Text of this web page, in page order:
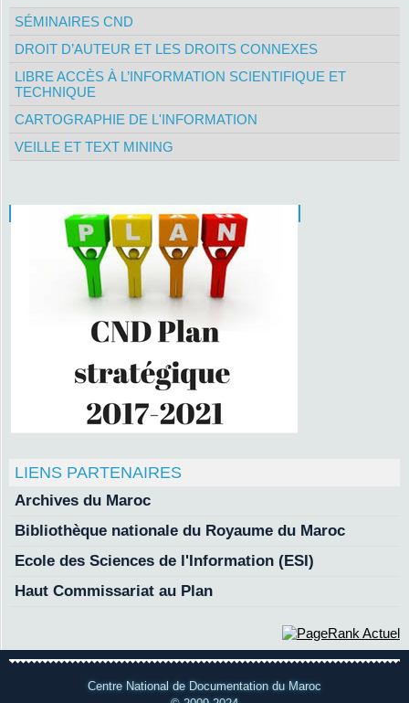
SÉMINAIRES CND
DROIT D’AUTEUR ET LES DROITS CONNEXES
LIBRE ACCÈS À L’INFORMATION SCIENTIFIQUE ET
TECHNIQUE
CARTOGRAPHIE DE L'INFORMATION
VEILLE ET TEXT MINING
LIENS PARTENAIRES
Archives du Maroc
Bibliothèque nationale du Royaume du Maroc
Ecole des Sciences de l'Information (ESI)
Haut Commissariat au Plan
Centre National de Documentation du Maroc